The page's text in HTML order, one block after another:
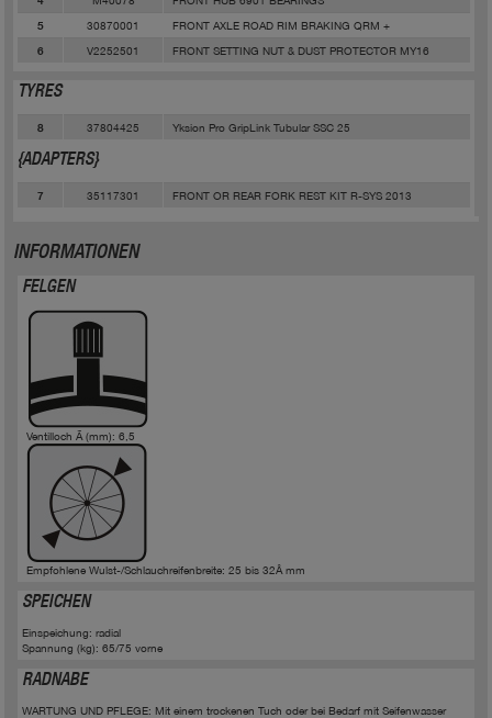
5 30870001 FRONT AXLE ROAD RIM BRAKING QRM +
6 V2252501 FRONT SETTING NUT & DUST PROTECTOR MY16
TYRES
8 37804425 Yksion Pro GripLink Tubular SSC 25
{ADAPTERS}
7 35117301 FRONT OR REAR FORK REST KIT R-SYS 2013
INFORMATIONEN
FELGEN
Ventilloch Ã (mm): 6,5
Empfohlene Wulst-/Schlauchreifenbreite: 25 bis 32Â mm
SPEICHEN
Einspeichung: radial
Spannung (kg): 65/75 vorne
RADNABE
WARTUNG UND PFLEGE: Mit einem trockenen Tuch oder bei Bedarf mit Seifenwasser